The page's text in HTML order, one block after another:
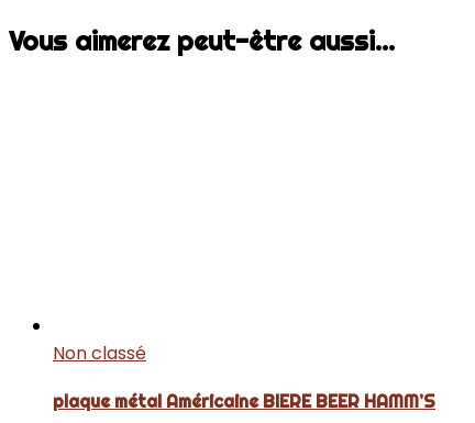
Vous aimerez peut-être aussi…
Non classé
plaque métal Américaine BIERE BEER HAMM’S